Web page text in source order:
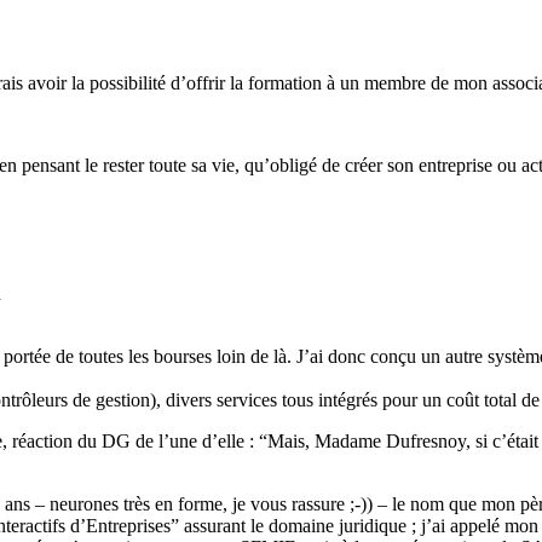
avoir la possibilité d’offrir la formation à un membre de mon
pensant le rester toute sa vie, qu’obligé de créer son entreprise
de toutes les bourses loin de là. J’ai donc conçu un autre
de gestion), divers services tous intégrés pour un coût total
du DG de l’une d’elle : “Mais, Madame Dufresnoy, si
– neurones très en forme, je vous rassure ;-)) – le nom que mon
d’Entreprises” assurant le domaine juridique ; j’ai appelé